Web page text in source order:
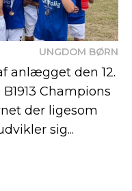
BØRN
UNGDOM
anlægget den 12.
Champions
der ligesom
sig...